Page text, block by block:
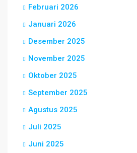
Februari 2026
Januari 2026
Desember 2025
November 2025
Oktober 2025
September 2025
Agustus 2025
Juli 2025
Juni 2025